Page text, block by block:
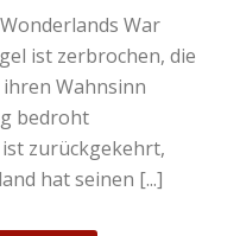
War
ist zerbrochen, die
Wahnsinn
bedroht
zurückgekehrt,
hat seinen [...]